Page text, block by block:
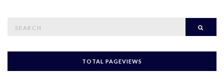
c
f
TOTAL PAGEVIEWS